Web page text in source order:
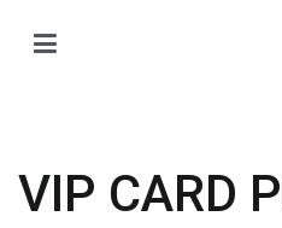
Inhalt
VIP CARD